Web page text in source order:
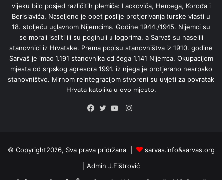
vijeku bilo posjed različitih plemiča: Lackoviča, Hercega, Korođa i
Berislavića. Naseljeno je opet poslije protjerivanja turske vlasti u
18. stolječu uglavnom Nijemcima. Godine 1944./1945. Nijemci su
se morali iseliti ili su poginuli u logorima, a Sarvaš su naselili
stanovnici iz Hrvatske. Prema popisu stanovništva iz 1910. godine
Sarvaš je imao 1.191 stanovnika od čega 1.141 Nijemca. Okupacijom
mjesta od srpskog agresora 1991. iz njega je protjerano nesrpsko
stanovništvo. Mirnom reintegracijom stvoreni su uvjeti za povratak
Hrvata katolika u ovo mjesto.
Instagram
© Copyright2026, Sva prava pridržana |
sarvas.info&sarvas.org
| Admin J.Fištrović